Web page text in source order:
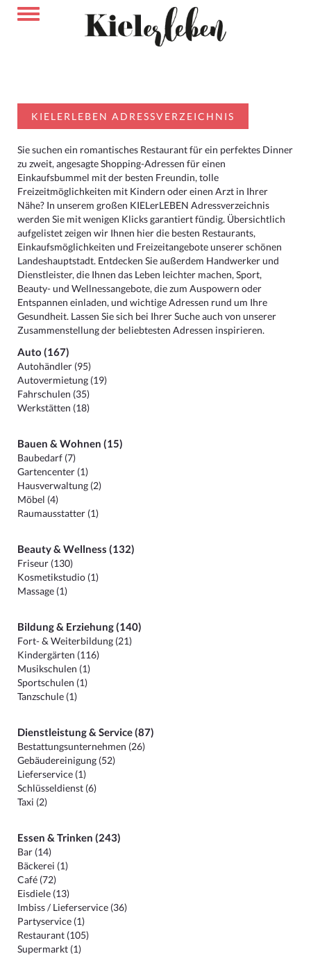
KIELERLEBEN ADRESSVERZEICHNIS
Sie suchen ein romantisches Restaurant für ein perfektes Dinner
zu zweit, angesagte Shopping-Adressen für einen
Einkaufsbummel mit der besten Freundin, tolle
Freizeitmöglichkeiten mit Kindern oder einen Arzt in Ihrer
Nähe? In unserem großen KIELerLEBEN Adressverzeichnis
werden Sie mit wenigen Klicks garantiert fündig. Übersichtlich
aufgelistet zeigen wir Ihnen hier die besten Restaurants,
Einkaufsmöglichkeiten und Freizeitangebote unserer schönen
Landeshauptstadt. Entdecken Sie außerdem Handwerker und
Dienstleister, die Ihnen das Leben leichter machen, Sport,
Beauty- und Wellnessangebote, die zum Auspowern oder
Entspannen einladen, und wichtige Adressen rund um Ihre
Gesundheit. Lassen Sie sich bei Ihrer Suche auch von unserer
Zusammenstellung der beliebtesten Adressen inspirieren.
Auto (167)
Autohändler (95)
Autovermietung (19)
Fahrschulen (35)
Werkstätten (18)
Bauen & Wohnen (15)
Baubedarf (7)
Gartencenter (1)
Hausverwaltung (2)
Möbel (4)
Raumausstatter (1)
Beauty & Wellness (132)
Friseur (130)
Kosmetikstudio (1)
Massage (1)
Bildung & Erziehung (140)
Fort- & Weiterbildung (21)
Kindergärten (116)
Musikschulen (1)
Sportschulen (1)
Tanzschule (1)
Dienstleistung & Service (87)
Bestattungsunternehmen (26)
Gebäudereinigung (52)
Lieferservice (1)
Schlüsseldienst (6)
Taxi (2)
Essen & Trinken (243)
Bar (14)
Bäckerei (1)
Café (72)
Eisdiele (13)
Imbiss / Lieferservice (36)
Partyservice (1)
Restaurant (105)
Supermarkt (1)